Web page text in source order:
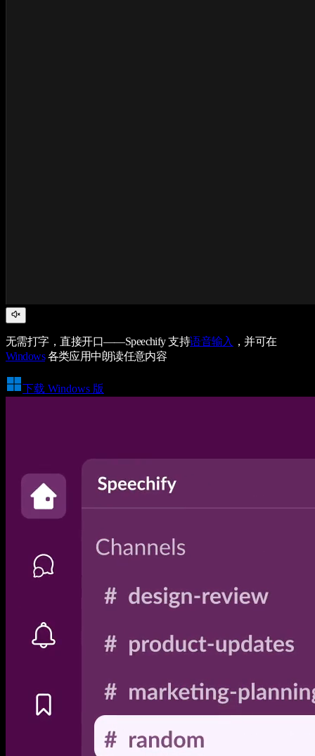
无需打字，直接开口——Speechify 支持语音输入 ，并可在
Windows各类应用中朗读任意内容
下载 Windows 版